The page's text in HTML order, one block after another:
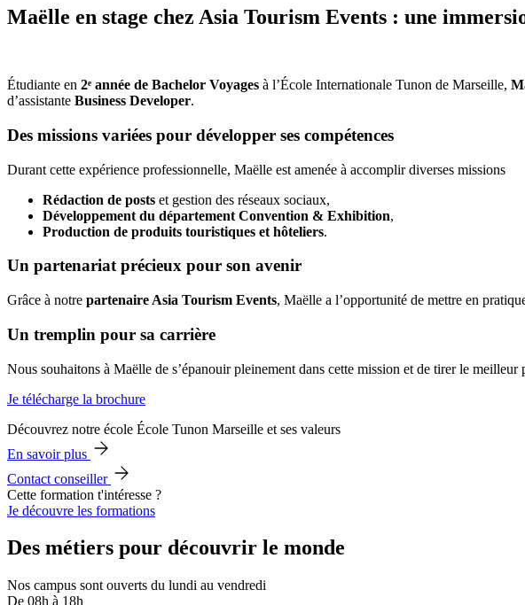
Maëlle en stage chez Asia Tourism Events : une
Étudiante en 2ᵉ année de Bachelor Voyages à l’École Internationale Tunon de Marseille,
d’assistante Business Developer.
Des missions variées pour développer ses compétences
Durant cette expérience professionnelle, Maëlle est amenée à accomplir diverses missions
Rédaction de posts et gestion des réseaux sociaux,
Développement du département Convention & Exhibition,
Production de produits touristiques et hôteliers.
Un partenariat précieux pour son avenir
Grâce à notre partenaire Asia Tourism Events, Maëlle a l’opportunité de mettre en
Un tremplin pour sa carrière
Nous souhaitons à Maëlle de s’épanouir pleinement dans cette mission et de tirer le
Je télécharge la brochure
Découvrez notre école École Tunon Marseille et ses valeurs
En savoir plus
Contact conseiller
Cette formation t'intéresse ?
Je découvre les formations
Des métiers pour découvrir le monde
Nos campus sont ouverts du lundi au vendredi
De 08h à 18h